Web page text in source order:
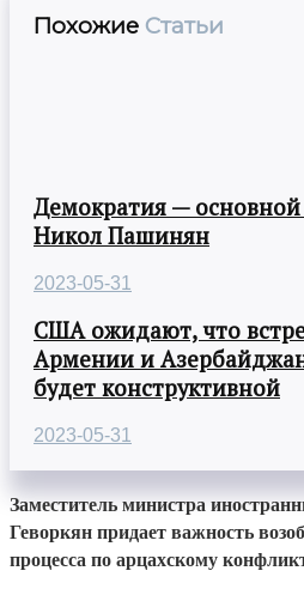
Похожие Статьи
Демократия —
Никол Пашинян
2023-05-31
США ожидают, что
Армении и
будет конструктивной
2023-05-31
Заместитель министра
Геворкян придает важность
процесса по арцахскому